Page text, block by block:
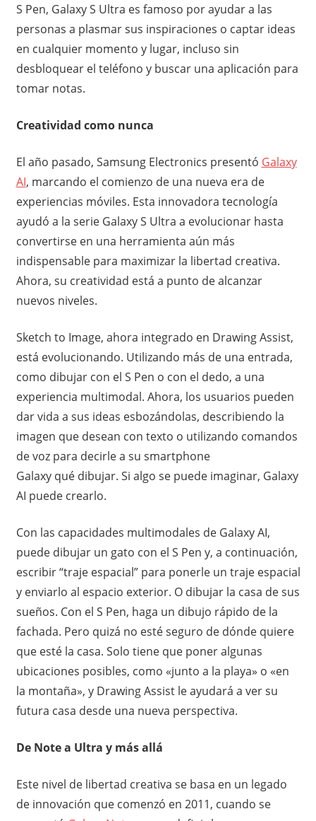
S Pen, Galaxy S Ultra es famoso por ayudar a las
personas a plasmar sus inspiraciones o captar ideas
en cualquier momento y lugar, incluso sin
desbloquear el teléfono y buscar una aplicación para
tomar notas.
Creatividad como nunca
El año pasado, Samsung Electronics presentó Galaxy
AI, marcando el comienzo de una nueva era de
experiencias móviles. Esta innovadora tecnología
ayudó a la serie Galaxy S Ultra a evolucionar hasta
convertirse en una herramienta aún más
indispensable para maximizar la libertad creativa.
Ahora, su creatividad está a punto de alcanzar
nuevos niveles.
Sketch to Image, ahora integrado en Drawing Assist,
está evolucionando. Utilizando más de una entrada,
como dibujar con el S Pen o con el dedo, a una
experiencia multimodal. Ahora, los usuarios pueden
dar vida a sus ideas esbozándolas, describiendo la
imagen que desean con texto o utilizando comandos
de voz para decirle a su smartphone
Galaxy qué dibujar. Si algo se puede imaginar, Galaxy
AI puede crearlo.
Con las capacidades multimodales de Galaxy AI,
puede dibujar un gato con el S Pen y, a continuación,
escribir “traje espacial” para ponerle un traje espacial
y enviarlo al espacio exterior. O dibujar la casa de sus
sueños. Con el S Pen, haga un dibujo rápido de la
fachada. Pero quizá no esté seguro de dónde quiere
que esté la casa. Solo tiene que poner algunas
ubicaciones posibles, como «junto a la playa» o «en
la montaña», y Drawing Assist le ayudará a ver su
futura casa desde una nueva perspectiva.
De Note a Ultra y más allá
Este nivel de libertad creativa se basa en un legado
de innovación que comenzó en 2011, cuando se